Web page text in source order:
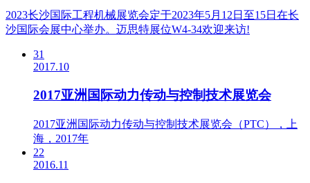
2023长沙国际工程机械展览会定于2023年5月12日至15日在长
沙国际会展中心举办。迈思特展位W4-34欢迎来访!
31
2017.10
2017亚洲国际动力传动与控制技术展览会
2017亚洲国际动力传动与控制技术展览会（PTC），上
海，2017年
22
2016.11